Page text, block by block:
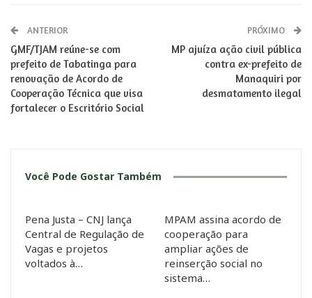
ANTERIOR
GMF/TJAM reúne-se com
prefeito de Tabatinga para
renovação de Acordo de
Cooperação Técnica que visa
fortalecer o Escritório Social
PRÓXIMO
MP ajuíza ação civil pública
contra ex-prefeito de
Manaquiri por
desmatamento ilegal
Você Pode Gostar Também
Pena Justa – CNJ lança
Central de Regulação de
Vagas e projetos
voltados à…
MPAM assina acordo de
cooperação para
ampliar ações de
reinserção social no
sistema…